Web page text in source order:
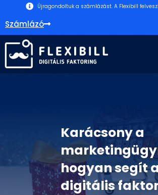
Újragondoltuk a számlázást. A Flexibill
Számlázó
Karácsony a
hogyan segít
digitális